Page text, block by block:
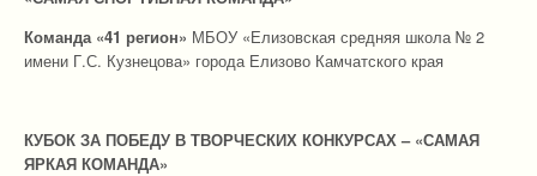
Команда «41 регион» МБОУ «Елизовская средняя школа № 2
имени Г.С. Кузнецова» города Елизово Камчатского края
КУБОК ЗА ПОБЕДУ В ТВОРЧЕСКИХ КОНКУРСАХ – «САМАЯ
ЯРКАЯ КОМАНДА»